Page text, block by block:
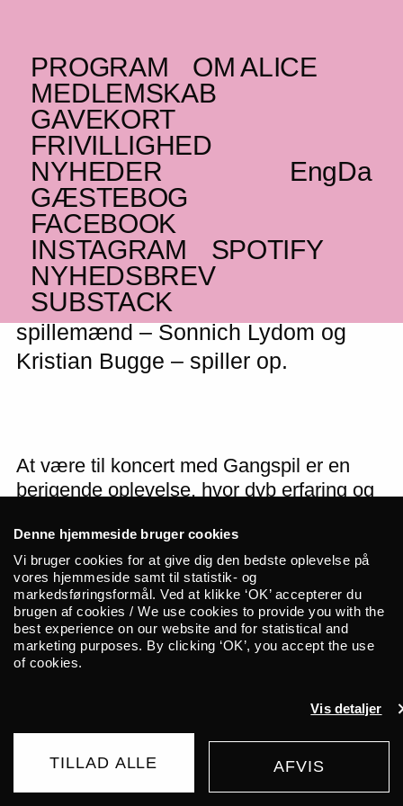
Denne hjemmeside bruger cookies
Vi bruger cookies for at give dig den bedste oplevelse på
vores hjemmeside samt til statistik- og
markedsføringsformål. Ved at klikke ‘OK’ accepterer du
brugen af cookies / We use cookies to provide you with the
best experience on our website and for statistical and
marketing purposes. By clicking ‘OK’, you accept the use
of cookies.
Vis detaljer
TILLAD ALLE AFVIS
PROGRAM
OM ALICE
MEDLEMSKAB
GAVEKORT
FRIVILLIGHED
NYHEDER
Da
Eng
GÆSTEBOG
FACEBOOK
INSTAGRAM
SPOTIFY
NYHEDSBREV
SUBSTACK
SØNDAG _03.03.19
Gangspil: Lydom/Bugge
Nordic folk
Der er dømt matinékoncert med
swingende og bevægende
folkemusik, når to af rigets førende
spillemænd – Sonnich Lydom og
Kristian Bugge – spiller op.
At være til koncert med Gangspil er en
berigende oplevelse, hvor dyb erfaring og
Kristian Bugge (fiddle) og Sonnich Lydom
(harmonika, vokal) er to af Danmarks
fineste folk-musikere, der oprindelig
dannede Gangspil som en trio med en
anden garvet folk-musiker, Morten Alfred
Høirup. På det seneste har de dog
koncerter – både i USA, Skandinavien,
Europa og herhjemme.